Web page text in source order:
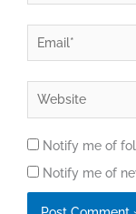
Notify me of
Notify me of